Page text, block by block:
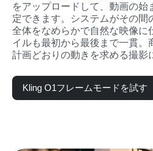
をアップロードして、動画の始
定できます。システムがその間
全体をなめらかで自然な映像に
イルも最初から最後まで一貫。
計画どおりの動きを求める撮影
Kling O1フレームモードを試す